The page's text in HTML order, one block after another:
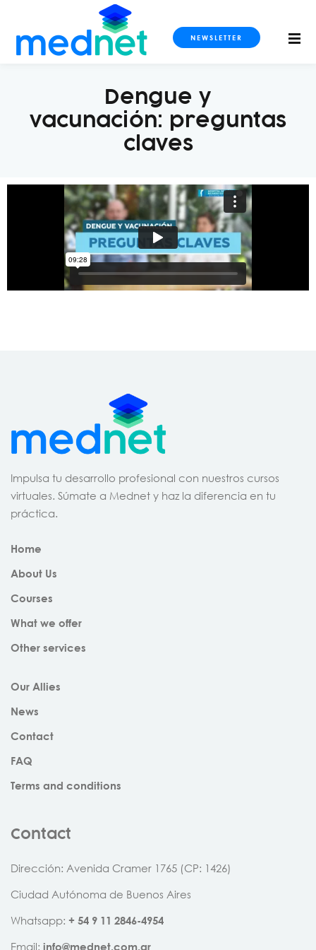
NEWSLETTER
and Metabolism
Dengue y
vacunación: preguntas
claves
Impulsa tu desarrollo profesional con nuestros cursos
virtuales. Súmate a Mednet y haz la diferencia en tu
práctica.
Home
About Us
Courses
What we offer
Other services
Our Allies
News
Contact
FAQ
Terms and conditions
Contact
Dirección: Avenida Cramer 1765 (CP: 1426)
Ciudad Autónoma de Buenos Aires
Whatsapp: + 54 9 11 2846-4954
Email: info@mednet.com.ar